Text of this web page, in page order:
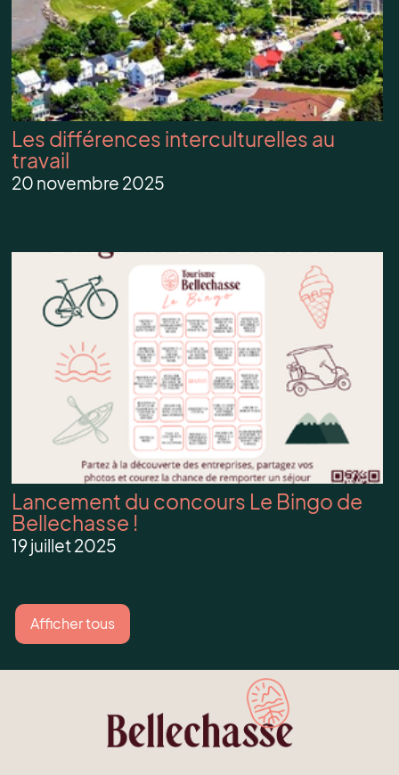
Les différences interculturelles au
travail
20 novembre 2025
Lancement du concours Le Bingo de
Bellechasse !
19 juillet 2025
Afficher tous